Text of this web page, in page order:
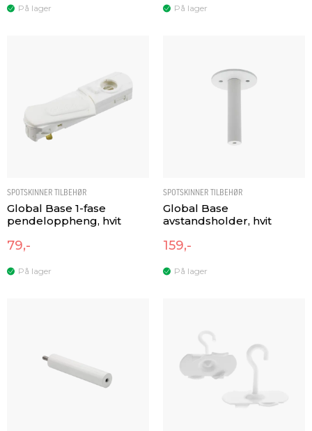
På lager På lager
SPOTSKINNER TILBEHØR
Global Base 1-fase
pendeloppheng, hvit
79,-
På lager
SPOTSKINNER TILBEHØR
Global Base
avstandsholder, hvit
159,-
På lager